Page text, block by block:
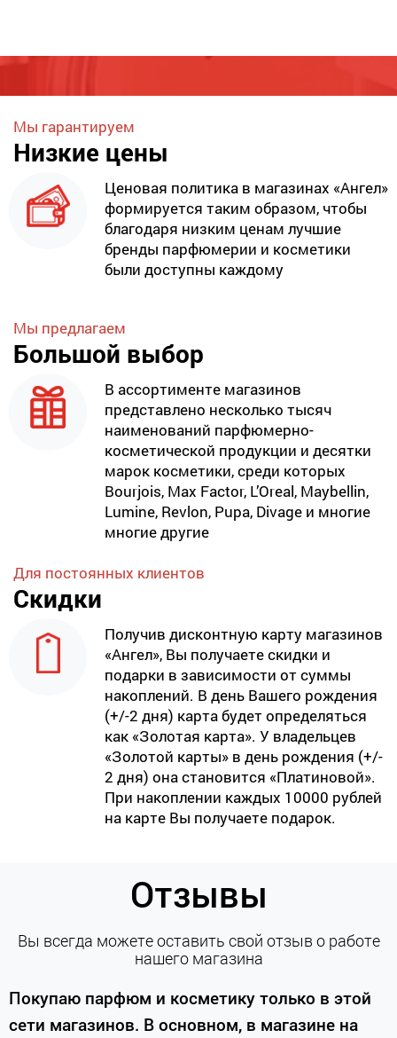
Мы гарантируем
Низкие цены
Ценовая политика в магазинах «Ангел»
формируется таким образом, чтобы
благодаря низким ценам лучшие
бренды парфюмерии и косметики
были доступны каждому
Мы предлагаем
Большой выбор
В ассортименте магазинов
представлено несколько тысяч
наименований парфюмерно-
косметической продукции и десятки
марок косметики, среди которых
Bourjois, Max Factor, L’Oreal, Maybellin,
Lumine, Revlon, Pupa, Divage и многие
многие другие
Для постоянных клиентов
Скидки
Получив дисконтную карту магазинов
«Ангел», Вы получаете скидки и
подарки в зависимости от суммы
накоплений. В день Вашего рождения
(+/-2 дня) карта будет определяться
как «Золотая карта». У владельцев
«Золотой карты» в день рождения (+/-
2 дня) она становится «Платиновой».
При накоплении каждых 10000 рублей
на карте Вы получаете подарок.
Отзывы
Вы всегда можете оставить свой отзыв о работе
нашего магазина
Покупаю парфюм и косметику только в этой
сети магазинов. В основном, в магазине на